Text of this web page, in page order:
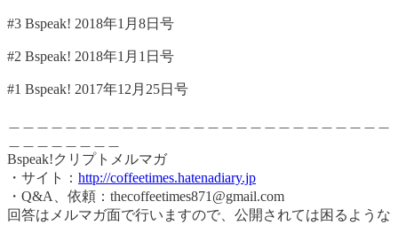
#3 Bspeak! 2018年1月8日号
#2 Bspeak! 2018年1月1日号
#1 Bspeak! 2017年12月25日号
Bspeak!クリプトメルマガ
・サイト： http://coffeetimes.hatenadiary.jp
・Q&A、依頼：thecoffeetimes871@gmail.com
回答はメルマガ面で行いますので、公開されては困るような